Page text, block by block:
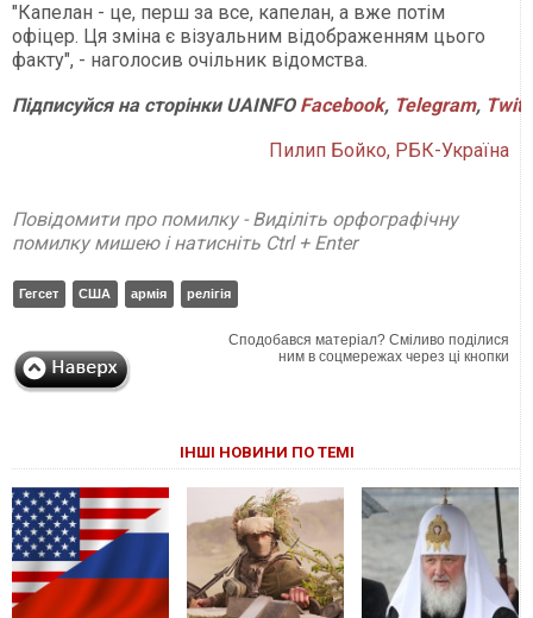
"Капелан - це, перш за все, капелан, а вже потім
офіцер. Ця зміна є візуальним відображенням цього
факту", - наголосив очільник відомства.
Підписуйся на сторінки UAINFO Facebook, Telegram,
Пилип Бойко, РБК-Україна
Повідомити про помилку - Виділіть орфографічну
помилку мишею і натисніть Ctrl + Enter
Гегсет США армія релігія
Сподобався матеріал? Сміливо поділися
ним в соцмережах через ці кнопки
ІНШІ НОВИНИ ПО ТЕМІ